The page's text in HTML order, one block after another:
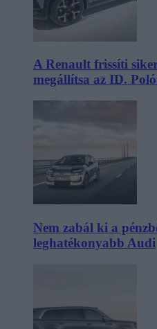
A Renault frissíti
megállítsa az ID.
Nem zabál ki a
leghatékonyabb Audi